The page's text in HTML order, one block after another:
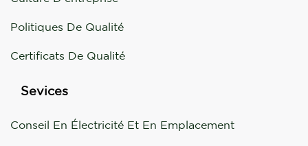
Politiques De Qualité
Certificats De Qualité
Sevices
Conseil En Électricité Et En Emplacement